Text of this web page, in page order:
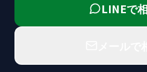
LINEで